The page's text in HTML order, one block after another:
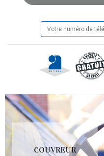
COUVREUR